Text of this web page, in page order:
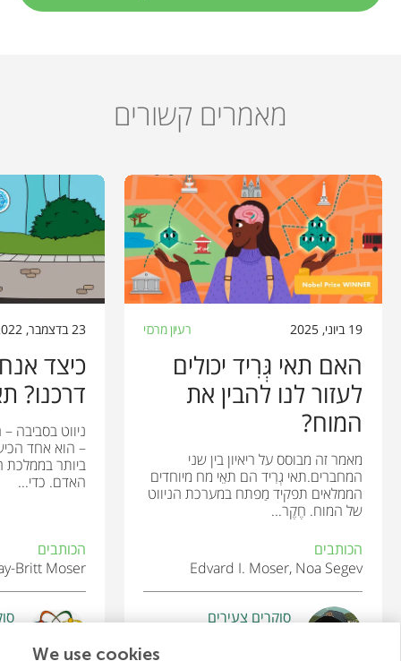
מאמרים קשורים
19 ביוני, 2025 רעיון מרכזי
האם תאי גְּרִיד יכולים
לעזור לנו להבין את
המוח?
מאמר זה מבוסס על ריאיון בין שני
המחברים.תאי גְרִיד הם תאֵי מח מיוחדים
הממלאים תפקיד מַפתח במערכת הניווט
של המוח. חֶקֶר...
הכותבים
Edvard I. Moser, Noa Segev
סוקרים צעירים
23 בדצמבר, 2022
כיצד
דרכנו?
ניווט
– הוא אחד
ביותר בממלכת
האדם. כדי...
הכותבים
Britt Moser
We use cookies